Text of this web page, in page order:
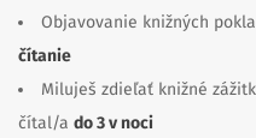
Objavovanie knižných
čítanie
Miluješ zdieľať knižné
čítal/a do 3 v noci